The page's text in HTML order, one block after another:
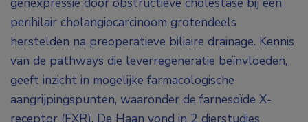
perihilair cholangiocarcinoom grotendeels
herstelden na preoperatieve biliaire drainage. Kennis
van de pathways die leverregeneratie beïnvloeden,
geeft inzicht in mogelijke farmacologische
aangrijpingspunten, waaronder de farnesoïde X-
receptor (FXR). De Haan vond in 2 dierstudies